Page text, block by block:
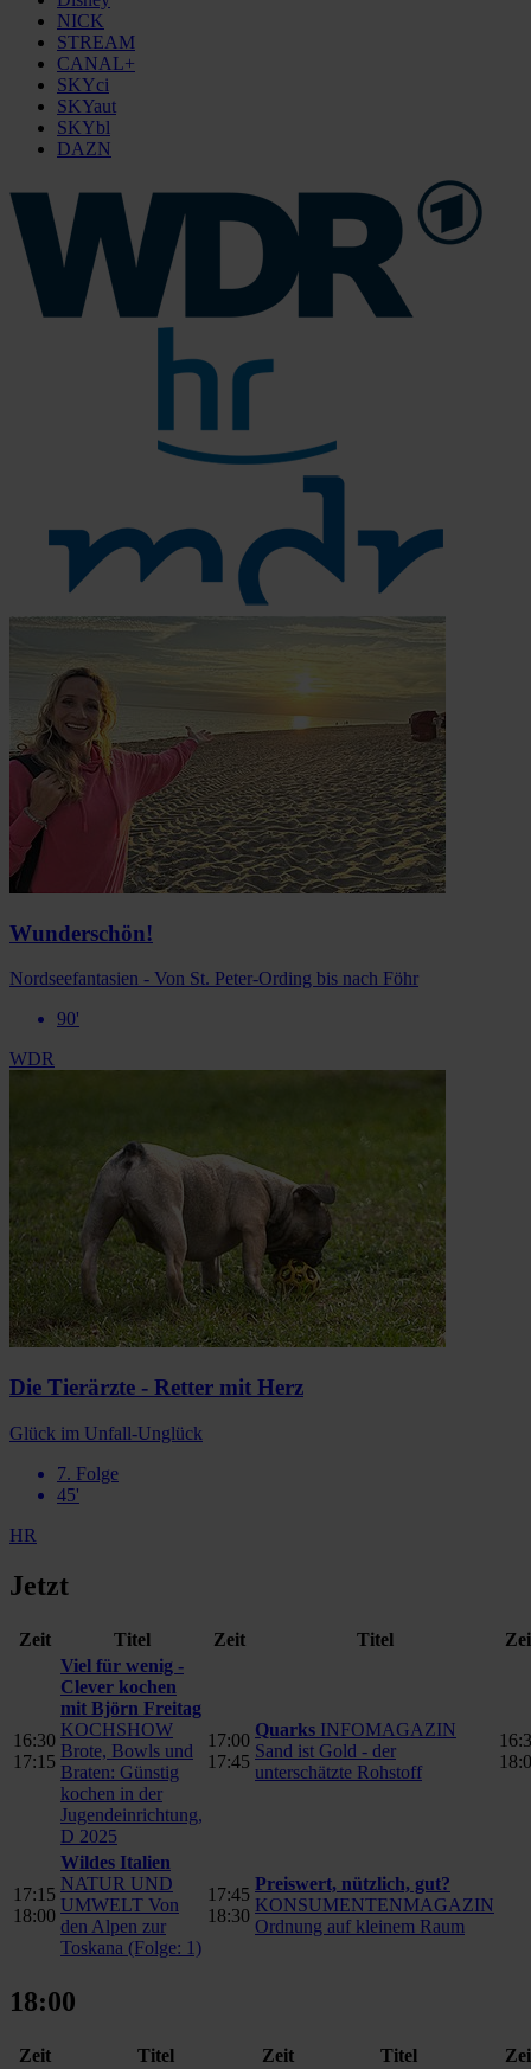
NICK
STREAM
CANAL+
SKYci
SKYaut
SKYbl
DAZN
Wunderschön!
Nordseefantasien - Von St. Peter-Ording bis nach Föhr
90'
WDR
Die Tierärzte - Retter mit Herz
Glück im Unfall-Unglück
7. Folge
45'
HR
Jetzt
Zeit Titel Zeit Titel
16:30
17:15
Viel für wenig -
Clever kochen
mit Björn Freitag
KOCHSHOW
Brote, Bowls und
Braten: Günstig
kochen in der
Jugendeinrichtung,
D 2025
17:00
17:45
Quarks INFOMAGAZIN
Sand ist Gold - der
unterschätzte Rohstoff
17:15
18:00
Wildes Italien
NATUR UND
UMWELT Von
den Alpen zur
Toskana (Folge: 1)
17:45
18:30
Preiswert, nützlich, gut?
KONSUMENTENMAGAZIN
Ordnung auf kleinem Raum
18:00
Zeit Titel Zeit Titel